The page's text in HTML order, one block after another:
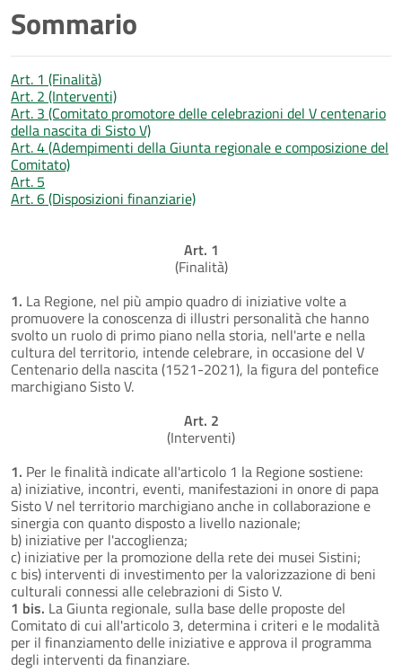
Sommario
Art. 1 (Finalità)
Art. 2 (Interventi)
Art. 3 (Comitato promotore delle celebrazioni del V centenario
della nascita di Sisto V)
Art. 4 (Adempimenti della Giunta regionale e composizione del
Comitato)
Art. 5
Art. 6 (Disposizioni finanziarie)
Art. 1
(Finalità)
1. La Regione, nel più ampio quadro di iniziative volte a
promuovere la conoscenza di illustri personalità che hanno
svolto un ruolo di primo piano nella storia, nell'arte e nella
cultura del territorio, intende celebrare, in occasione del V
Centenario della nascita (1521-2021), la figura del pontefice
marchigiano Sisto V.
Art. 2
(Interventi)
1. Per le finalità indicate all'articolo 1 la Regione sostiene:
a) iniziative, incontri, eventi, manifestazioni in onore di papa
Sisto V nel territorio marchigiano anche in collaborazione e
sinergia con quanto disposto a livello nazionale;
b) iniziative per l'accoglienza;
c) iniziative per la promozione della rete dei musei Sistini;
c bis) interventi di investimento per la valorizzazione di beni
culturali connessi alle celebrazioni di Sisto V.
1 bis. La Giunta regionale, sulla base delle proposte del
Comitato di cui all'articolo 3, determina i criteri e le modalità
per il finanziamento delle iniziative e approva il programma
degli interventi da finanziare.